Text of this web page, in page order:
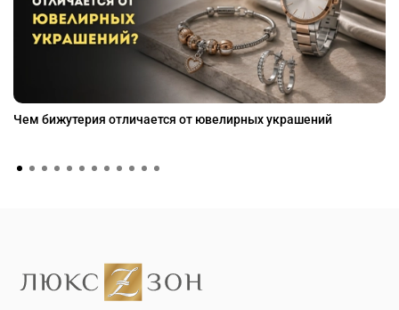
Чем бижутерия отличается от ювелирных украшений